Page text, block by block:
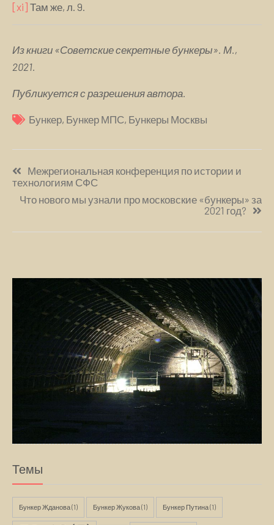
[xi] Там же, л. 9.
Из книги «Советские секретные бункеры». М.,
2021.
Публикуется с разрешения автора.
Бункер, Бункер МПС, Бункеры Москвы
по
записям
Межрегиональная конференция по истории и
технологиям СФС
Что нового мы узнали про московские «бункеры» за
2021 год?
Темы
Бункер Жданова(1) Бункер Жукова(1) Бункер Путина(1)